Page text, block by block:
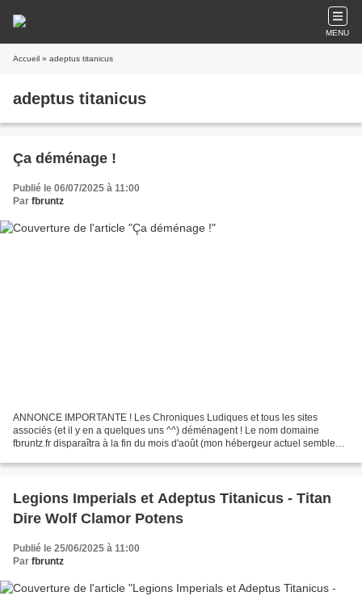
MENU
Accueil » adeptus titanicus
adeptus titanicus
Ça déménage !
Publié le 06/07/2025 à 11:00
Par fbruntz
ANNONCE IMPORTANTE ! Les Chroniques Ludiques et tous les sites
associés (et il y en a quelques uns ^^) déménagent ! Le nom domaine
fbruntz.fr disparaîtra à la fin du mois d'août (mon hébergeur actuel semble
Legions Imperials et Adeptus Titanicus - Titan
Dire Wolf Clamor Potens
Publié le 25/06/2025 à 11:00
Par fbruntz